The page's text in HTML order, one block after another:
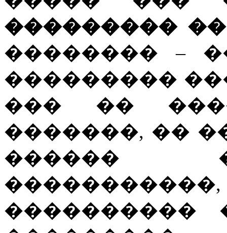
��������� ��
�������� –
���������
��� ��
�������, ��
������